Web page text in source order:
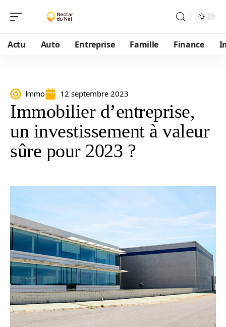
Actu Auto Entreprise Famille Finance
Immo 12 septembre 2023
Immobilier d’entreprise,
un investissement à valeur
sûre pour 2023 ?